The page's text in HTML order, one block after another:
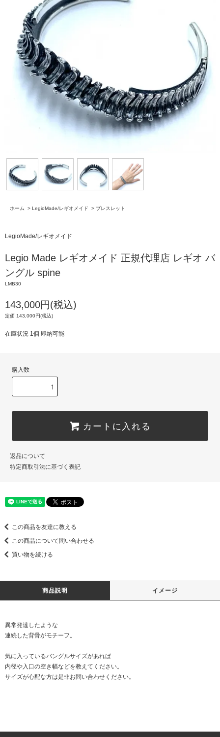
ホーム > LegioMade/レギオメイド > ブレスレット
LegioMade/レギオメイド
Legio Made レギオメイド 正規代理店 レギオ バ
ングル spine
LMB30
143,000円(税込)
定価 143,000円(税込)
在庫状況 1個 即納可能
購入数
カートに入れる
返品について
特定商取引法に基づく表記
この商品を友達に教える
この商品について問い合わせる
買い物を続ける
商品説明 イメージ
異常発達したような
連続した背骨がモチーフ。
気に入っているバングルサイズがあれば
内径や入口の空き幅などを教えてください。
サイズが心配な方は是非お問い合わせください。